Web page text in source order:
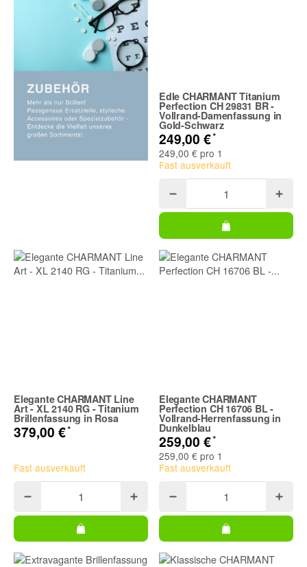
Edle CHARMANT Titanium
Perfection CH 29831 BR -
Vollrand-Damenfassung in
Gold-Schwarz
249,00 €*
249,00 € pro 1
Fast ausverkauft
Elegante CHARMANT Line
Art - XL 2140 RG - Titanium
Brillenfassung in Rosa
379,00 €*
Fast ausverkauft
Elegante CHARMANT
Perfection CH 16706 BL -
Vollrand-Herrenfassung in
Dunkelblau
259,00 €*
259,00 € pro 1
Fast ausverkauft